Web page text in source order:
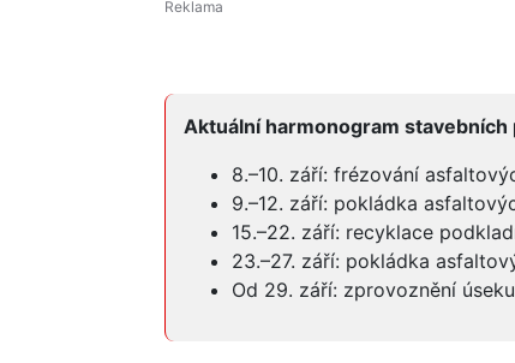
Aktuální harmonogram
8.–10. září: frézování
9.–12. září: pokládka
15.–22. září: recyklace
23.–27. září: pokládka
Od 29. září: zprovoznění